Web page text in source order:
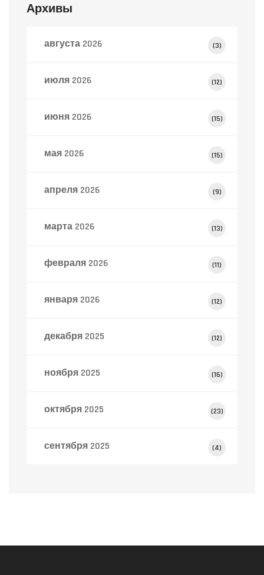
Архивы
августа 2026 (3)
июля 2026 (12)
июня 2026 (15)
мая 2026 (15)
апреля 2026 (9)
марта 2026 (13)
февраля 2026 (11)
января 2026 (12)
декабря 2025 (12)
ноября 2025 (16)
октября 2025 (23)
сентября 2025 (4)